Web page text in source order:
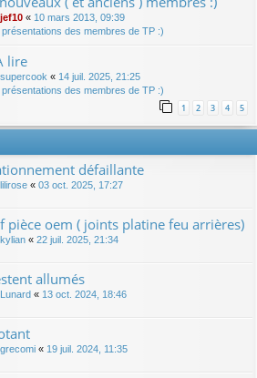
jef10 « 10 mars 2013, 09:39
des membres de TP :)
lire
supercook « 14 juil. 2025, 21:25
des membres de TP :)
1 2 3 4 5
défaillante
lilirose « 03 oct. 2025, 17:27
pièce oem ( joints platine feu arrières)
kylian « 22 juil. 2025, 21:34
allumés
Lunard « 13 oct. 2024, 18:46
grecomi « 19 juil. 2024, 11:35